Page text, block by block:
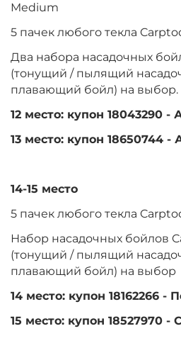
Medium
5 пачек любого текла
Два набора насадочных
(тонущий / пылящий
плавающий бойл) на выбор.
12 место: купон 18043290 -
13 место: купон 18650744 -
14-15 место
5 пачек любого текла
Набор насадочных бойлов
(тонущий / пылящий
плавающий бойл) на выбор
14 место: купон 18162266 -
15 место: купон 18527970 -